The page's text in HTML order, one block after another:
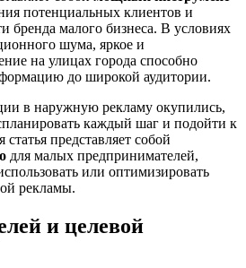
потенциальных клиентов и
бренда малого бизнеса. В условиях
шума, яркое и
на улицах города способно
до широкой аудитории.
в наружную рекламу окупились,
каждый шаг и подойти к
представляет собой
для малых предпринимателей,
или оптимизировать
рекламы.
и целевой